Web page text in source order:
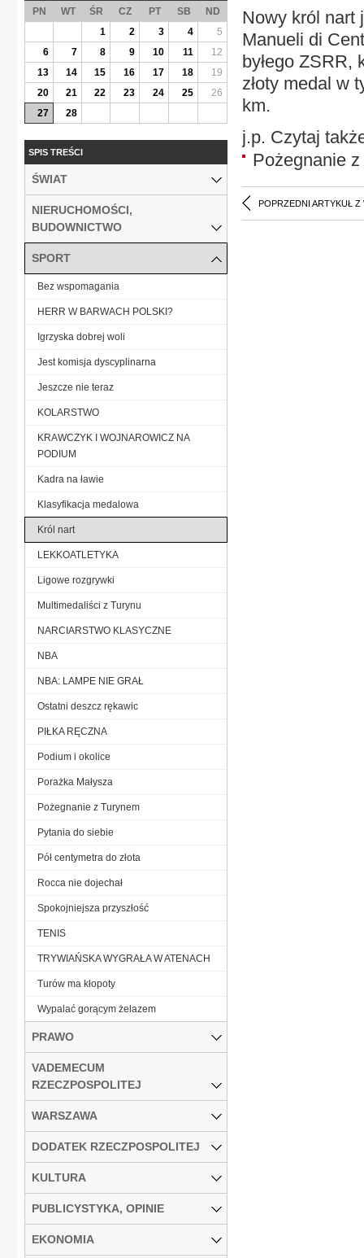
Nowy król nart
Manueli di
byłego ZSRR,
złoty medal w
km.
j.p. Czytaj
Pożegnanie
POPRZEDNI ARTYKUŁ Z
PN WT ŚR CZ PT SB
ND
1
2 3 4
5
6
7 8 9 10 11
12
13
14 15 16 17 18
19
20
21 22 23 24 25
26
27
28
SPIS TREŚCI
ŚWIAT
NIERUCHOMOŚCI,
BUDOWNICTWO
SPORT
Bez wspomagania
HERR W BARWACH POLSKI?
Igrzyska dobrej woli
Jest komisja dyscyplinarna
Jeszcze nie teraz
KOLARSTWO
KRAWCZYK I WOJNAROWICZ NA
PODIUM
Kadra na ławie
Klasyfikacja medalowa
Król nart
LEKKOATLETYKA
Ligowe rozgrywki
Multimedaliści z Turynu
NARCIARSTWO KLASYCZNE
NBA
NBA: LAMPE NIE GRAŁ
Ostatni deszcz rękawic
PIŁKA RĘCZNA
Podium i okolice
Porażka Małysza
Pożegnanie z Turynem
Pytania do siebie
Pół centymetra do złota
Rocca nie dojechał
Spokojniejsza przyszłość
TENIS
TRYWIAŃSKA WYGRAŁA W ATENACH
Turów ma kłopoty
Wypalać gorącym żelazem
PRAWO
VADEMECUM
RZECZPOSPOLITEJ
WARSZAWA
DODATEK RZECZPOSPOLITEJ
KULTURA
PUBLICYSTYKA, OPINIE
EKONOMIA